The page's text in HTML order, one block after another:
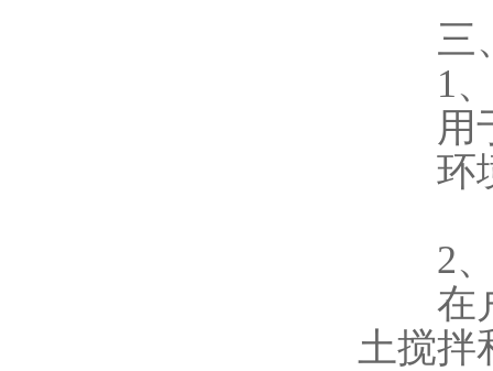
三、
1、
用于
环境
2、
在户
土搅拌